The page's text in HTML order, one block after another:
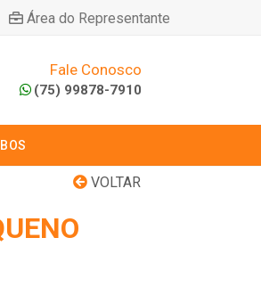
Área do Representante
Fale Conosco
(75) 99878-7910
VOLTAR